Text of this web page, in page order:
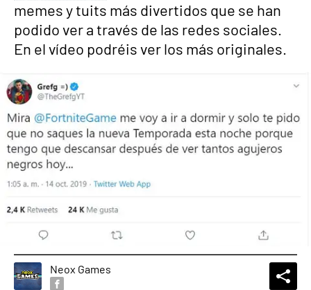
memes y tuits más divertidos que se han
podido ver a través de las redes sociales.
En el vídeo podréis ver los más originales.
Neox Games